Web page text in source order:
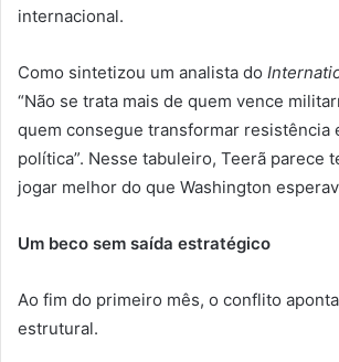
internacional.
Como sintetizou um analista do
“Não se trata mais de quem vence
quem consegue transformar resistência
política”. Nesse tabuleiro, Teerã parece
jogar melhor do que Washington
Um beco sem saída estratégico
Ao fim do primeiro mês, o conflito
estrutural.